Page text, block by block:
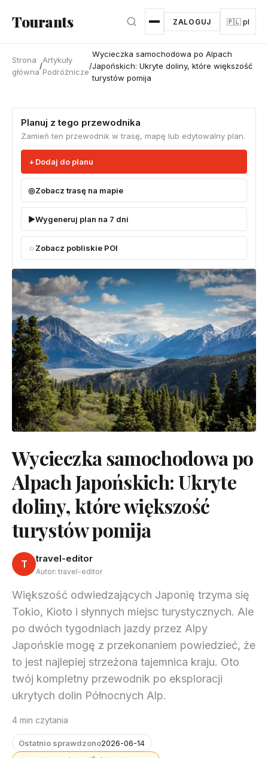
Tourants ZALOGUJ 🇵🇱 pl
Strona
główna
/
Artykuły
Podróżnicze
/
Wycieczka samochodowa po Alpach
Japońskich: Ukryte doliny, które większość
turystów pomija
Planuj z tego przewodnika
Zamień ten przewodnik w trasę, mapę lub edytowalny plan.
Dodaj do planu
Zobacz trasę na mapie
Wygeneruj plan na 7 dni
Zobacz pobliskie POI
Wycieczka samochodowa po
Alpach Japońskich: Ukryte
doliny, które większość
turystów pomija
T travel-editor
Autor: travel-editor
Większość odwiedzających Japonię trzyma się
Tokio, Kioto i słynnych miejsc turystycznych. Ale
po dwóch tygodniach jazdy przez Alpy
Japońskie mogę z przekonaniem powiedzieć, że
to jest najlepiej strzeżona tajemnica kraju. Oto
twój kompletny przewodnik po eksploracji
ukrytych dolin Północnych Alp.
4 min czytania
Ostatnio sprawdzono2026-06-14